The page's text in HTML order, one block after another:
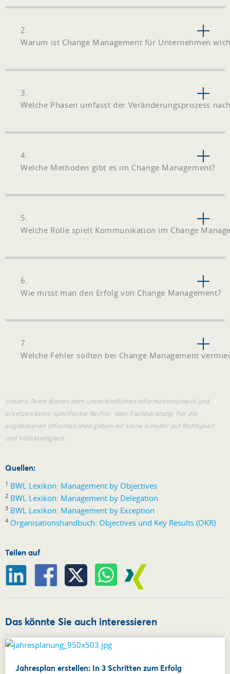
2.
Warum ist Change Management für Unternehmen
3.
Welche Phasen umfasst der Veränderungsprozess
4.
Welche Methoden gibt es im Change Management?
5.
Welche Rolle spielt Kommunikation im Change
6.
Wie misst man den Erfolg von Change Management?
7.
Welche Fehler sollten bei Change Management
Unsere Texte dienen dem unverbindlichen Informationszweck und
ersetzen keine spezifische Rechts- oder Fachberatung. Für die
angebotenen Informationen geben wir keine Gewähr auf Richtigkeit
und Vollständigkeit.
Quellen:
1 BWL Lexikon: Management by Objectives
2 BWL Lexikon: Management by Delegation
3 BWL Lexikon: Management by Exception
4 Organisationshandbuch: Objectives und Key Results (OKR)
Teilen auf
Das könnte Sie auch interessieren
Jahresplan erstellen: In 3 Schritten zum Erfolg